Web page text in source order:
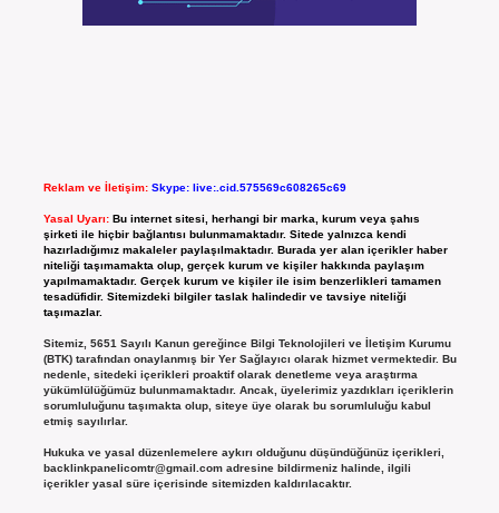
Reklam ve İletişim: Skype: live:.cid.575569c608265c69
Yasal Uyarı: Bu internet sitesi, herhangi bir marka, kurum veya şahıs
şirketi ile hiçbir bağlantısı bulunmamaktadır. Sitede yalnızca kendi
hazırladığımız makaleler paylaşılmaktadır. Burada yer alan içerikler haber
niteliği taşımamakta olup, gerçek kurum ve kişiler hakkında paylaşım
yapılmamaktadır. Gerçek kurum ve kişiler ile isim benzerlikleri tamamen
tesadüfidir. Sitemizdeki bilgiler taslak halindedir ve tavsiye niteliği
taşımazlar.
Sitemiz, 5651 Sayılı Kanun gereğince Bilgi Teknolojileri ve İletişim Kurumu
(BTK) tarafından onaylanmış bir Yer Sağlayıcı olarak hizmet vermektedir. Bu
nedenle, sitedeki içerikleri proaktif olarak denetleme veya araştırma
yükümlülüğümüz bulunmamaktadır. Ancak, üyelerimiz yazdıkları içeriklerin
sorumluluğunu taşımakta olup, siteye üye olarak bu sorumluluğu kabul
etmiş sayılırlar.
Hukuka ve yasal düzenlemelere aykırı olduğunu düşündüğünüz içerikleri,
backlinkpanelicomtr@gmail.comadresine bildirmeniz halinde, ilgili
içerikler yasal süre içerisinde sitemizden kaldırılacaktır.